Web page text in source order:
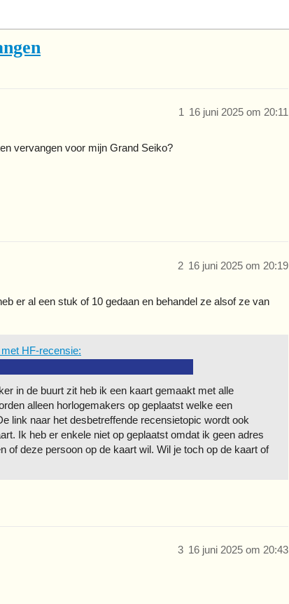
16 juni 2025 om 20:11
1
vervangen voor mijn Grand Seiko?
16 juni 2025 om 20:19
2
er al een stuk of 10 gedaan en behandel ze alsof ze van
HF-recensie:
in de buurt zit heb ik een kaart gemaakt met alle
alleen horlogemakers op geplaatst welke een
link naar het desbetreffende recensietopic wordt ook
Ik heb er enkele niet op geplaatst omdat ik geen adres
of deze persoon op de kaart wil. Wil je toch op de kaart of
16 juni 2025 om 20:43
3